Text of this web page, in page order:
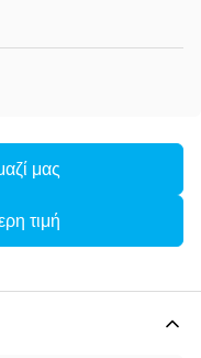
μας
τιμή